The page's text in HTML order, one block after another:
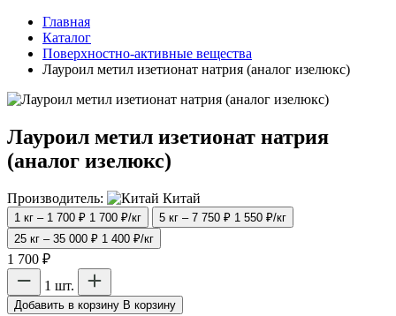
Главная
Каталог
Поверхностно-активные вещества
Лауроил метил изетионат натрия (аналог изелюкс)
Лауроил метил изетионат натрия
(аналог изелюкс)
Производитель: Китай
1 кг – 1 700 ₽ 1 700 ₽/кг 5 кг – 7 750 ₽ 1 550 ₽/кг
25 кг – 35 000 ₽ 1 400 ₽/кг
1 700 ₽
1 шт.
Добавить в корзину В корзину